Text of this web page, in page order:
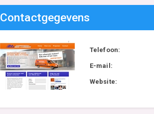
Contactgegevens
Telefoon:
E-mail:
Website: